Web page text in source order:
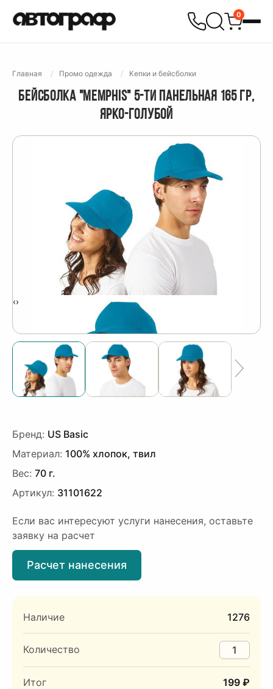
0
Главная Промо одежда Кепки и бейсболки
БЕЙСБОЛКА "MEMPHIS" 5-ТИ ПАНЕЛЬНАЯ 165 ГР,
ЯРКО-ГОЛУБОЙ
‹›
Бренд: US Basic
Материал: 100% хлопок, твил
Вес: 70 г.
Артикул: 31101622
Если вас интересуют услуги нанесения, оставьте
заявку на расчет
Расчет нанесения
Наличие 1276
Количество
Итог 199 ₽